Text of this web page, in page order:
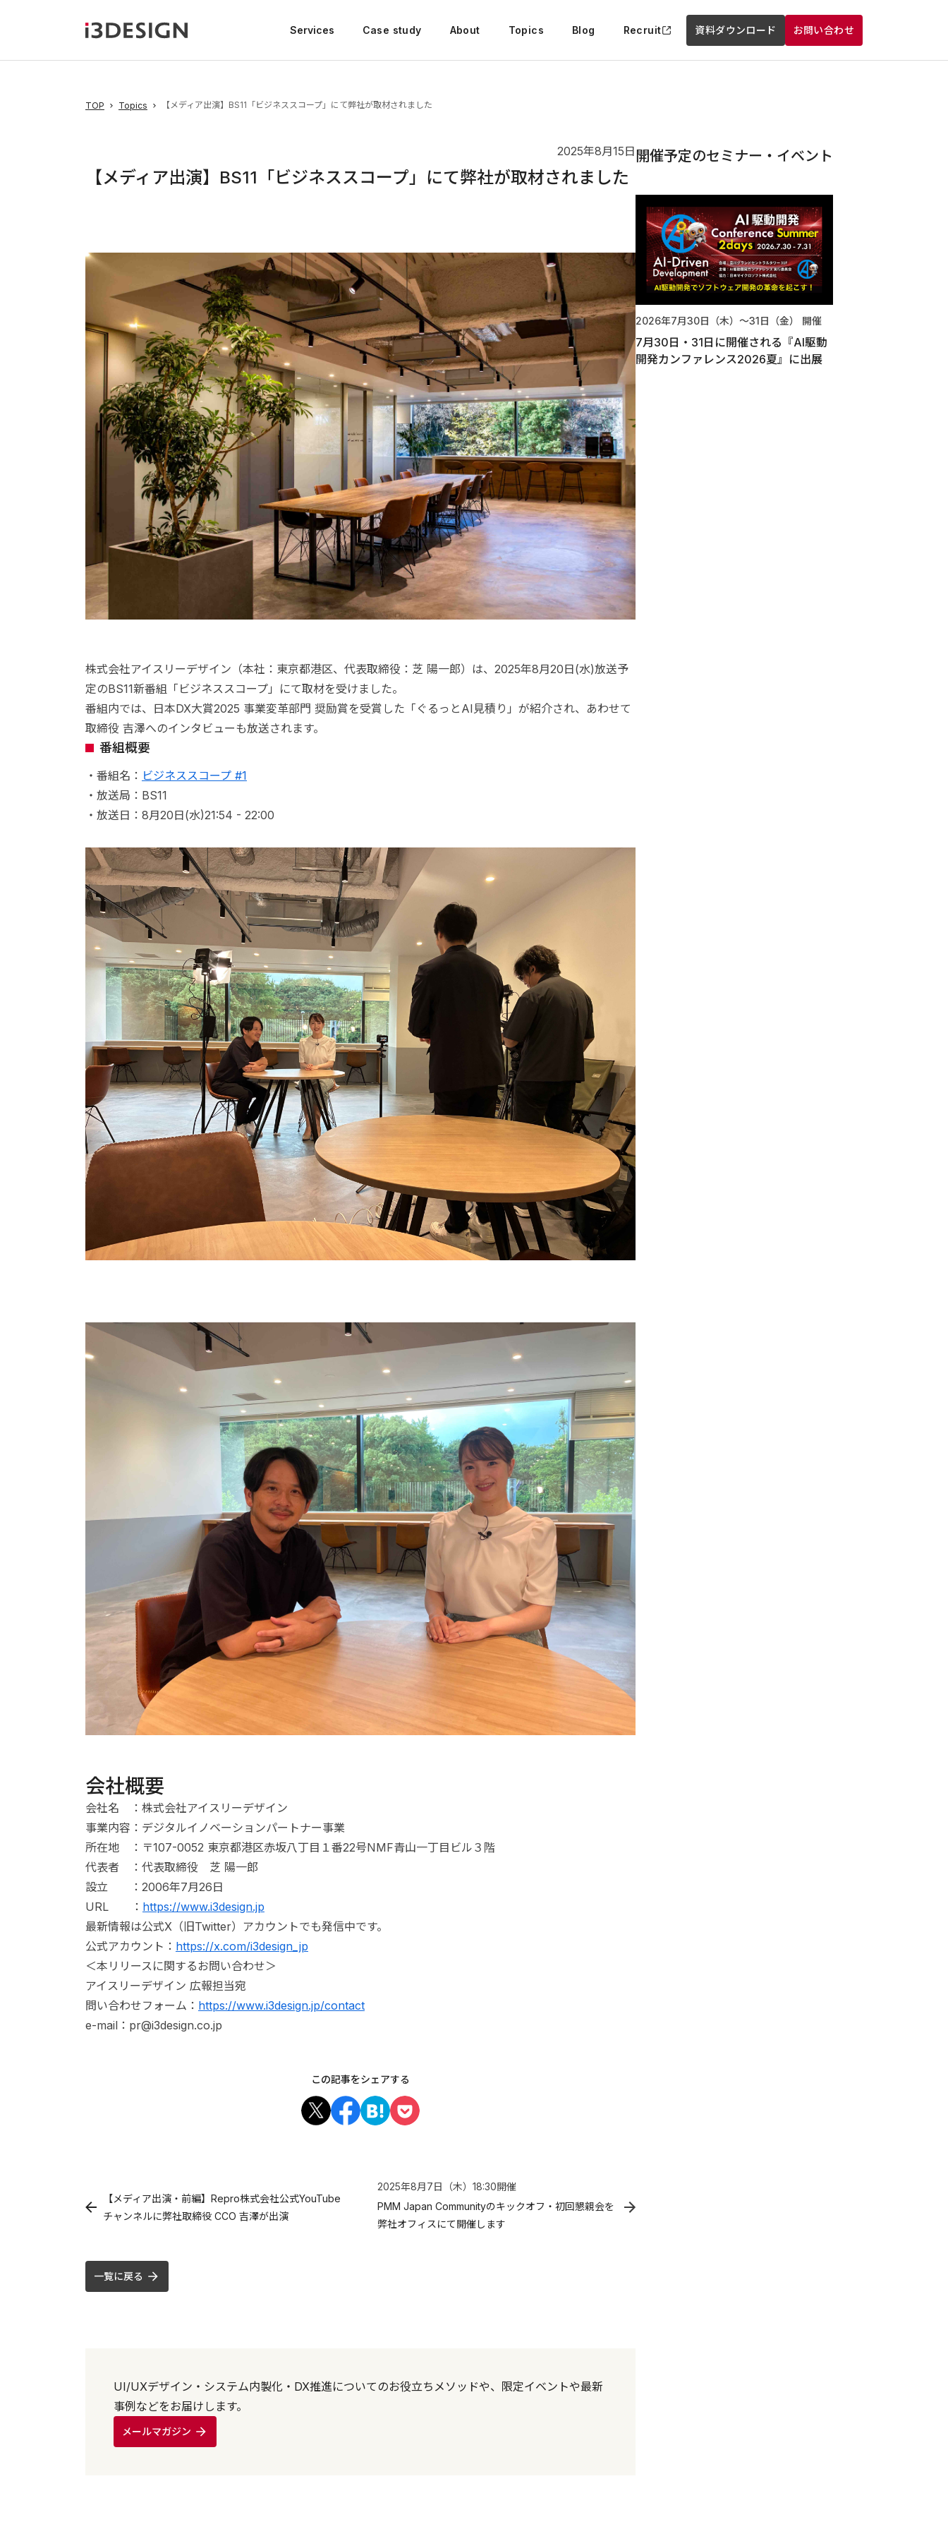
Services Case study About Topics Blog Recruit 資料ダウンロード お問い合わせ
TOP Topics 【メディア出演】BS11「ビジネススコープ」にて弊社が取材されました
2025年8月15日
【メディア出演】BS11「ビジネススコープ」にて弊社が取材されました
株式会社アイスリーデザイン（本社：東京都港区、代表取締役：芝 陽一郎）は、2025年8月20日(水)放送予
定のBS11新番組「ビジネススコープ」にて取材を受けました。
番組内では、日本DX大賞2025 事業変革部門 奨励賞を受賞した「ぐるっとAI見積り」が紹介され、あわせて
取締役 吉澤へのインタビューも放送されます。
番組概要
・番組名： ビジネススコープ #1
・放送局：BS11
・放送日：8月20日(水)21:54 - 22:00
会社概要
会社名 ：株式会社アイスリーデザイン
事業内容：デジタルイノベーションパートナー事業
所在地 ：〒107-0052 東京都港区赤坂八丁目１番22号NMF青山一丁目ビル３階
代表者 ：代表取締役 芝 陽一郎
設立 ：2006年7月26日
URL ： https://www.i3design.jp
最新情報は公式X（旧Twitter）アカウントでも発信中です。
公式アカウント： https://x.com/i3design_jp
＜本リリースに関するお問い合わせ＞
アイスリーデザイン 広報担当宛
問い合わせフォーム： https://www.i3design.jp/contact
e-mail：pr@i3design.co.jp
この記事をシェアする
【メディア出演・前編】Repro株式会社公式YouTube
チャンネルに弊社取締役 CCO 吉澤が出演
2025年8月7日（木） 18:30開催
PMM Japan Communityのキックオフ・初回懇親会を
弊社オフィスにて開催します
一覧に戻る
開催予定のセミナー・イベント
2026年7月30日（木）〜31日（金） 開催
7月30日・31日に開催される『AI駆動
開発カンファレンス2026夏』に出展
UI/UXデザイン・システム内製化・DX推進についてのお役立ちメソッドや、限定イベントや最新
事例などをお届けします。
メールマガジン